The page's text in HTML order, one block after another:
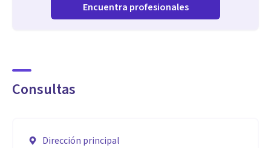
Encuentra profesionales
Consultas
Dirección principal